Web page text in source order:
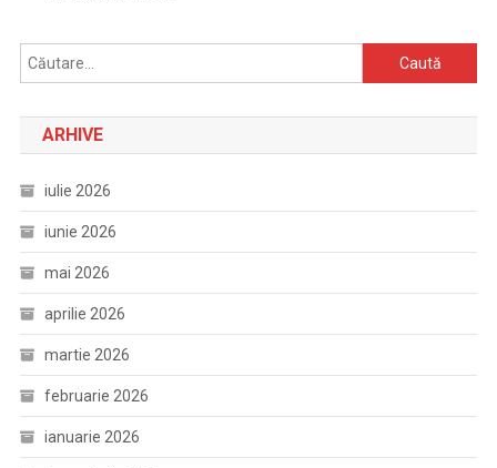
Caută
după:
ARHIVE
iulie 2026
iunie 2026
mai 2026
aprilie 2026
martie 2026
februarie 2026
ianuarie 2026